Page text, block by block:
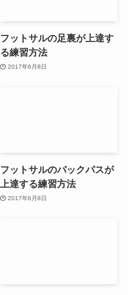
フットサルの足裏が上達す
る練習方法
2017年6月8日
フットサルのバックパスが
上達する練習方法
2017年6月8日